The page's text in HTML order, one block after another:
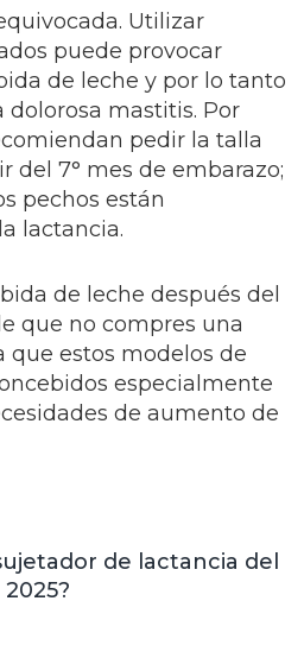
Utilizar
puede provocar
de leche y por lo tanto
mastitis. Por
pedir la talla
del 7° mes de embarazo;
pechos están
lactancia.
de leche después del
que no compres una
que estos modelos de
especialmente
de aumento de
de lactancia del
2025?